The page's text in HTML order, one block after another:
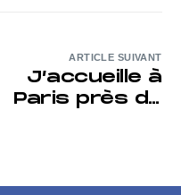
ARTICLE SUIVANT
J’accueille à
Paris près de
ma